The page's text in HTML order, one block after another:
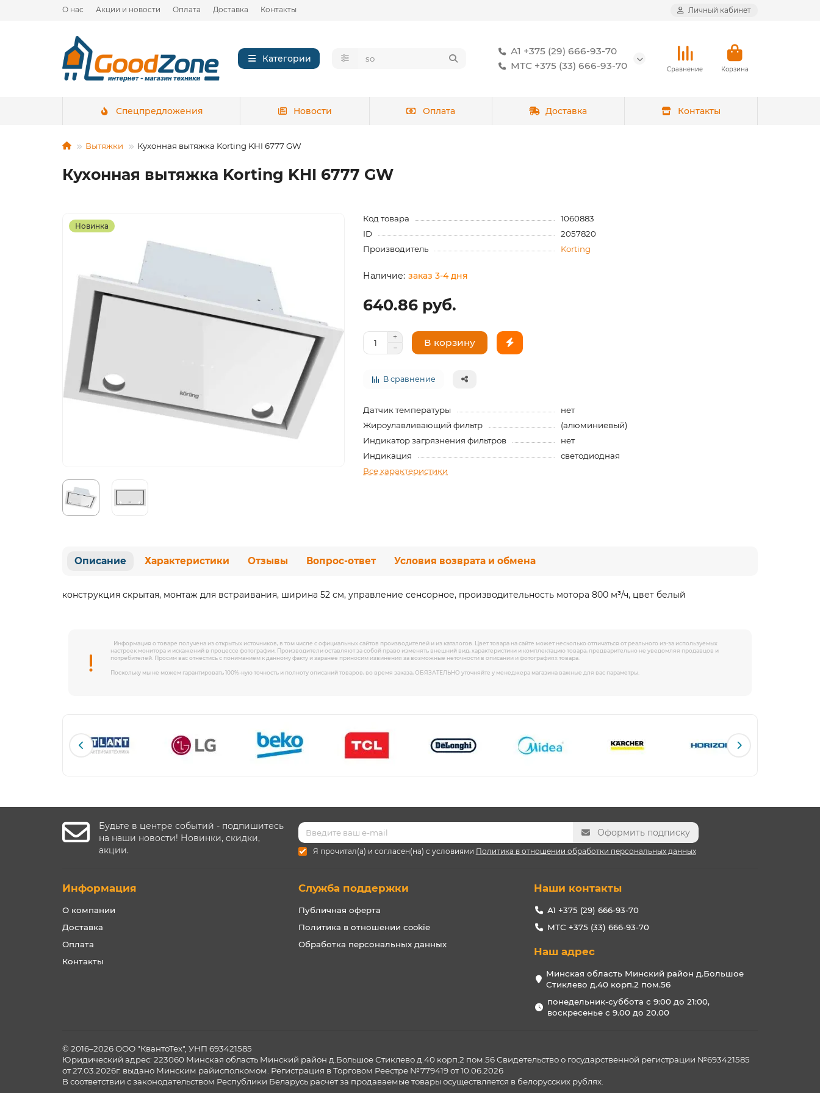
О нас Акции и новости Оплата Доставка Контакты Личный кабинет
Категории
А1 +375 (29) 666-93-70
МТС +375 (33) 666-93-70
Сравнение Корзина
Спецпредложения Новости Оплата Доставка Контакты
Вытяжки Кухонная вытяжка Korting KHI 6777 GW
Кухонная вытяжка Korting KHI 6777 GW
Новинка
Код товара
1060883
ID
2057820
Производитель
Korting
заказ 3-4 дня
640.86 руб.
В корзину
В сравнение
Датчик температуры
нет
Жироулавливающий фильтр
(алюминиевый)
Индикатор загрязнения фильтров
нет
Индикация
светодиодная
Все характеристики
Описание Характеристики Отзывы Вопрос-ответ Условия возврата и обмена
конструкция скрытая, монтаж для встраивания, ширина 52 см, управление сенсорное, производительность мотора 800 м³/ч, цвет белый
Информация о товаре получена из открытых источников, в том числе с официальных сайтов производителей и из каталогов. Цвет товара на сайте может несколько отличаться от реального из-за используемых
настроек монитора и искажений в процессе фотографии. Производители оставляют за собой право изменять внешний вид, характеристики и комплектацию товара, предварительно не уведомляя продавцов и
потребителей. Просим вас отнестись с пониманием к данному факту и заранее приносим извинения за возможные неточности в описании и фотографиях товара.
Поскольку мы не можем гарантировать 100%-ную точность и полноту описаний товаров, во время заказа, ОБЯЗАТЕЛЬНО уточняйте у менеджера магазина важные для вас параметры.
Будьте в центре событий - подпишитесь
на наши новости! Новинки, скидки,
акции.
Оформить подписку
Я прочитал(а) и согласен(на) с условиями Политика в отношении обработки персональных данных
Информация
О компании
Доставка
Оплата
Контакты
Служба поддержки
Публичная оферта
Политика в отношении cookie
Обработка персональных данных
Наши контакты
А1 +375 (29) 666-93-70
МТС +375 (33) 666-93-70
Наш адрес
Минская область Минский район д.Большое
Стиклево д.40 корп.2 пом.56
понедельник-суббота с 9:00 до 21:00,
воскресенье с 9.00 до 20.00
© 2016–2026 ООО "КвантоТех", УНП 693421585
Юридический адрес: 223060 Минская область Минский район д.Большое Стиклево д.40 корп.2 пом.56 Свидетельство о государственной регистрации №693421585
от 27.03.2026г. выдано Минским райисполкомом. Регистрация в Торговом Реестре №779419 от 10.06.2026
В соответствии с законодательством Республики Беларусь расчет за продаваемые товары осуществляется в белорусских рублях.